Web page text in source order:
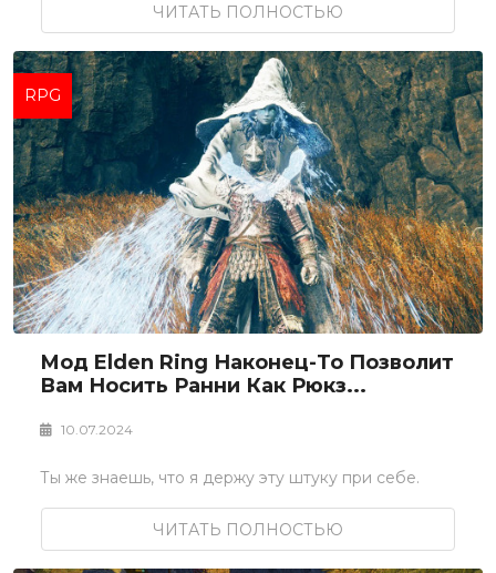
ЧИТАТЬ ПОЛНОСТЬЮ
RPG
Мод Elden Ring Наконец-То Позволит
Вам Носить Ранни Как Рюкз...
10.07.2024
Ты же знаешь, что я держу эту штуку при себе.
ЧИТАТЬ ПОЛНОСТЬЮ